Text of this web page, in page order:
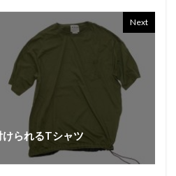
Next
られるTシャツ